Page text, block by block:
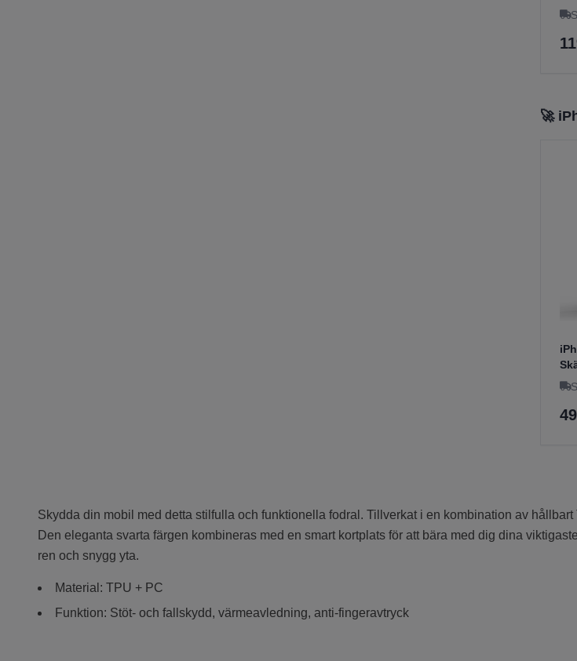
🚀
Skydda din mobil med detta stilfulla och funktionella fodral. Tillverkat i en kombination av
Den eleganta svarta färgen kombineras med en smart kortplats för att bära med dig dina
ren och snygg yta.
Material: TPU + PC
Funktion: Stöt- och fallskydd, värmeavledning, anti-fingeravtryck